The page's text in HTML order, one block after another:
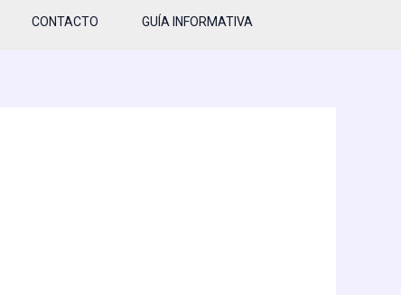
CONTACTO GUÍA INFORMATIVA